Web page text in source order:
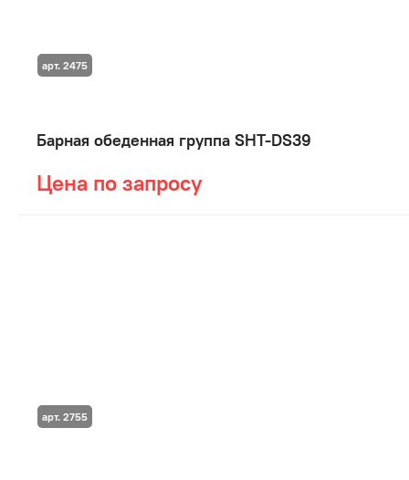
Барная обеденная группа SHT-DS39
Цена по запросу
арт. 2475
арт. 2755